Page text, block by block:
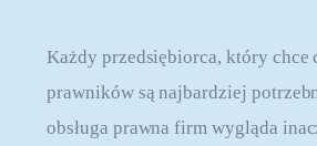
Każdy przedsiębiorca, który chce
prawników są najbardziej
obsługa prawna firm wygląda